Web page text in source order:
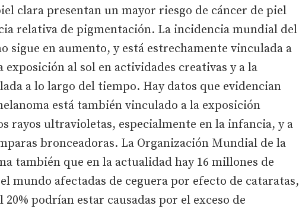
clara presentan un mayor riesgo de cáncer de piel
relativa de pigmentación. La incidencia mundial del
sigue en aumento, y está estrechamente vinculada a
exposición al sol en actividades creativas y a la
a lo largo del tiempo. Hay datos que evidencian
está también vinculado a la exposición
rayos ultravioletas, especialmente en la infancia, y a
bronceadoras. La Organización Mundial de la
también que en la actualidad hay 16 millones de
mundo afectadas de ceguera por efecto de cataratas,
20% podrían estar causadas por el exceso de